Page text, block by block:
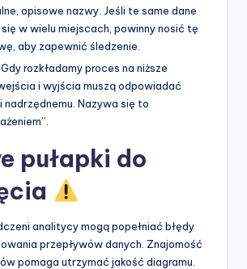
opisowe nazwy. Jeśli te same dane
w wielu miejscach, powinny nosić tę
aby zapewnić śledzenie.
Gdy rozkładamy proces na niższe
i wyjścia muszą odpowiadać
nadrzędnemu. Nazywa się to
pułapki do
analitycy mogą popełniać błędy
przepływów danych. Znajomość
pomaga utrzymać jakość diagramu.